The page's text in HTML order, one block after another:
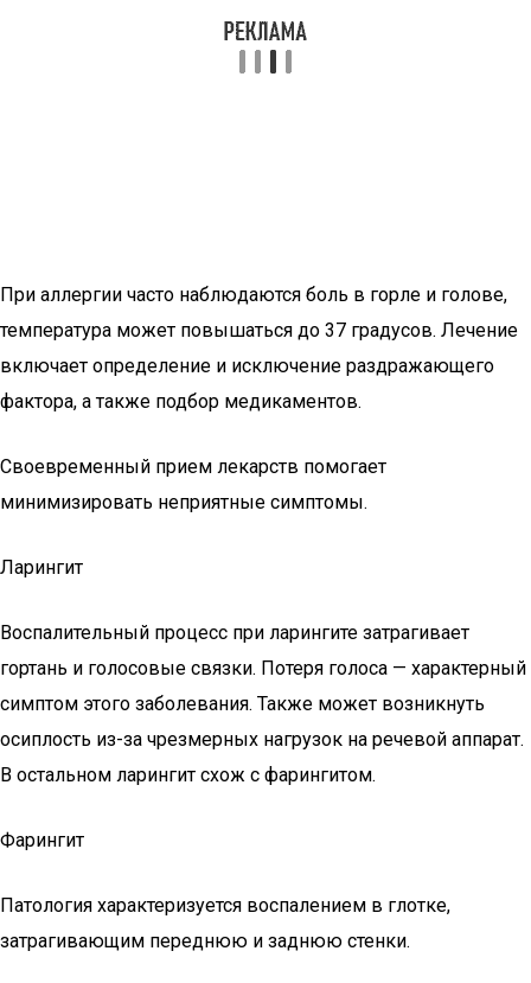
При аллергии часто наблюдаются боль в горле и голове,
температура может повышаться до 37 градусов. Лечение
включает определение и исключение раздражающего
фактора, а также подбор медикаментов.
Своевременный прием лекарств помогает
минимизировать неприятные симптомы.
Ларингит
Воспалительный процесс при ларингите затрагивает
гортань и голосовые связки. Потеря голоса — характерный
симптом этого заболевания. Также может возникнуть
осиплость из-за чрезмерных нагрузок на речевой аппарат.
В остальном ларингит схож с фарингитом.
Фарингит
Патология характеризуется воспалением в глотке,
затрагивающим переднюю и заднюю стенки.